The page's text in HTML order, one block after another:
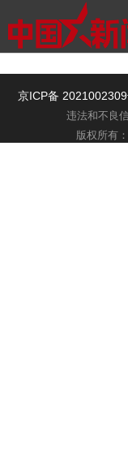
京ICP备
违法和不良
版权所有